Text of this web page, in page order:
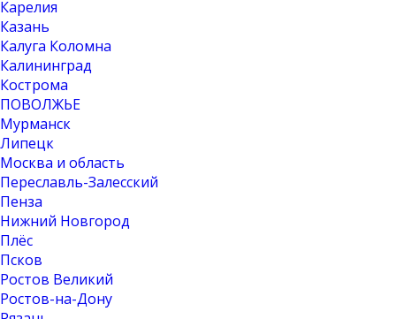
Карелия
Казань
Калуга Коломна
Калининград
Кострома
ПОВОЛЖЬЕ
Мурманск
Липецк
Москва и область
Переславль-Залесский
Пенза
Нижний Новгород
Плёс
Псков
Ростов Великий
Ростов-на-Дону